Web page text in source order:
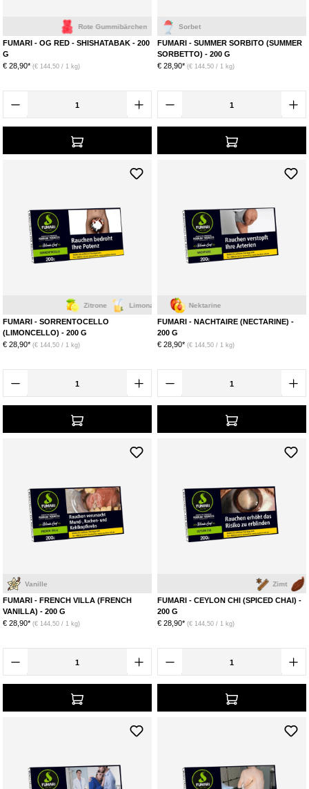
Rote Gummibärchen
FUMARI - OG RED - SHISHATABAK - 200
G
€ 28,90* (€ 144,50 / 1 kg)
Sorbet
FUMARI - SUMMER SORBITO (SUMMER
SORBETTO) - 200 G
€ 28,90* (€ 144,50 / 1 kg)
Zitrone Limonade
FUMARI - SORRENTOCELLO
(LIMONCELLO) - 200 G
€ 28,90* (€ 144,50 / 1 kg)
Nektarine
FUMARI - NACHTAIRE (NECTARINE) -
200 G
€ 28,90* (€ 144,50 / 1 kg)
FUMARI - FRENCH VILLA (FRENCH
VANILLA) - 200 G
€ 28,90* (€ 144,50 / 1 kg)
Zimt
FUMARI - CEYLON CHI (SPICED CHAI) -
200 G
€ 28,90* (€ 144,50 / 1 kg)